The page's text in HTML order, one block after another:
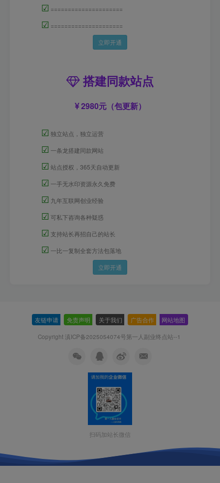
☑ =====================
☑ =====================
立即开通
搭建同款站点
2980元（包更新）
☑ 独立站点，独立运营
☑ 一条龙搭建同款网站
☑ 站点授权，365天自动更新
☑ 一手无水印资源永久免费
☑ 九年互联网创业经验
☑ 可私下咨询各种疑惑
☑ 支持站长再招自己的站长
☑ 一比一复制全套方法包落地
立即开通
友链申请 免责声明 关于我们 广告合作 网站地图
Copyright 滇ICP备2025054074号第一人副业终点站--1
扫码加站长微信